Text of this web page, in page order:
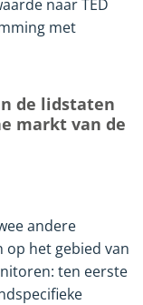
naar TED
met
de lidstaten
markt van de
andere
het gebied van
ten eerste